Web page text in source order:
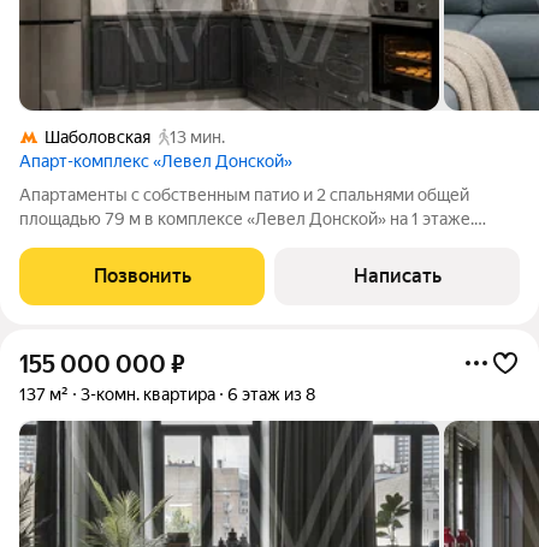
Шаболовская
13 мин.
Апарт-комплекс «Левел Донской»
Апартаменты с собственным патио и 2 спальнями общей
площадью 79 м в комплексе «Левел Донской» на 1 этаже.
Установлены тёплые полы и три сплит-системы
кондиционирования. Планировка включает
Позвонить Написать
155 000 000 ₽
137 м² 3-комн. квартира 6 этаж из 8